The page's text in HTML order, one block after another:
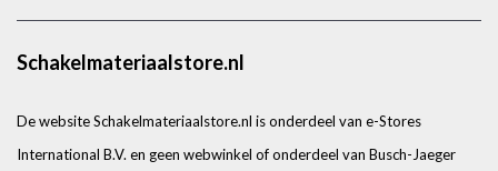
Schakelmateriaalstore.nl
De website Schakelmateriaalstore.nl is onderdeel van e-Stores
International B.V. en geen webwinkel of onderdeel van Busch-Jaeger